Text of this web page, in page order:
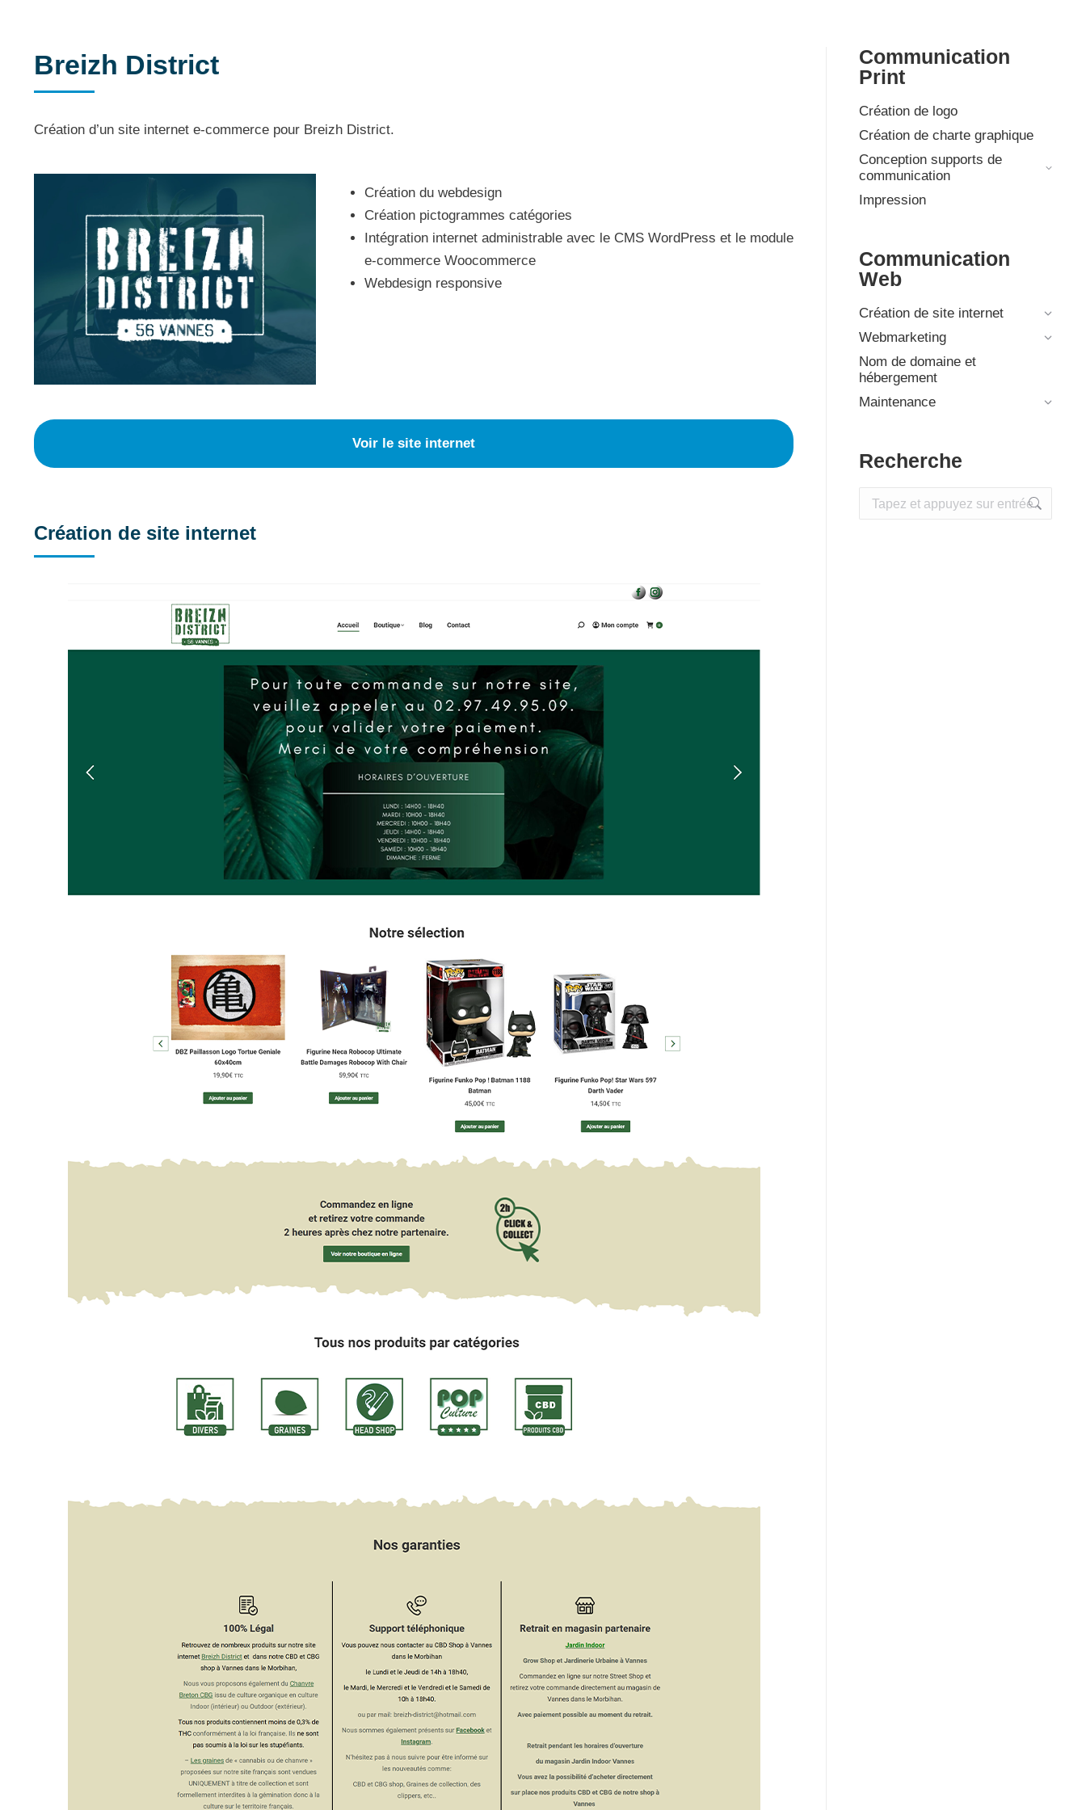
Breizh District
Création d’un site internet e-commerce pour Breizh District.
Création du webdesign
Création pictogrammes catégories
Intégration internet administrable avec le CMS WordPress et le module
e-commerce Woocommerce
Webdesign responsive
Voir le site internet
Création de site internet
Communication
Print
Création de logo
Création de charte graphique
Conception supports de
communication
Impression
Communication
Web
Création de site internet
Webmarketing
Nom de domaine et
hébergement
Maintenance
Recherche
Recherche